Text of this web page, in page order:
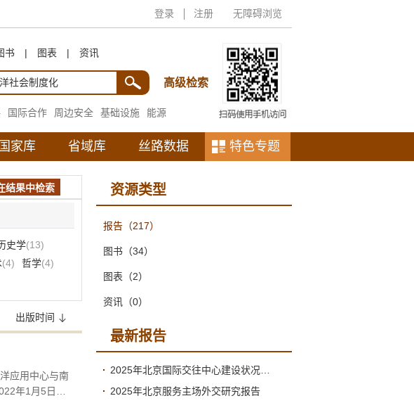
登录 注册 无障碍浏览
书 | 图表 | 资讯
高级检索
国际合作 周边安全 基础设施
能源
国家库 省域库 丝路数据 特色专题
史学(13)
(4) 哲学(4)
出版时间
应用中心与南
年1月5日，
资源类型
报告 （217）
图书 （34）
图表 （2）
资讯 （0）
最新报告
2025年北京服务主场外交研究报告